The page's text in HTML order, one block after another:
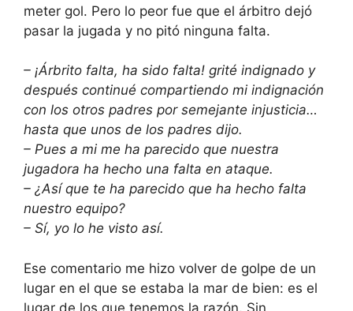
meter gol. Pero lo peor fue que el árbitro dejó
pasar la jugada y no pitó ninguna falta.
– ¡Árbrito falta, ha sido falta! grité indignado y
después continué compartiendo mi indignación
con los otros padres por semejante injusticia…
hasta que unos de los padres dijo.
– Pues a mi me ha parecido que nuestra
jugadora ha hecho una falta en ataque.
– ¿Así que te ha parecido que ha hecho falta
nuestro equipo?
– Sí, yo lo he visto así.
Ese comentario me hizo volver de golpe de un
lugar en el que se estaba la mar de bien: es el
lugar de los que tenemos la razón. Sin